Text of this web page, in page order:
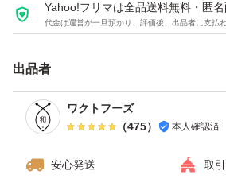
Yahoo!フリマは全品送料無料・匿
代金は運営が一旦預かり、評価後、出品者に支払
出品者
ワクトフーズ
（475） 本人確認済
安心発送 取